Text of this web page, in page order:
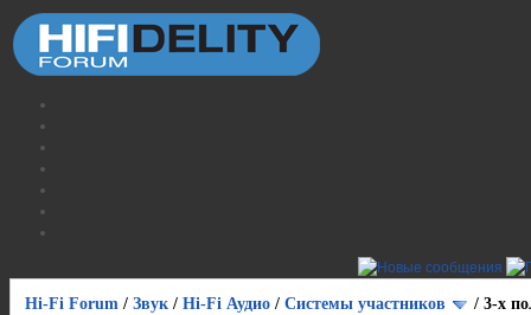
Hi-Fi Forum / Звук / Hi-Fi Аудио / Системы участников / 3-х